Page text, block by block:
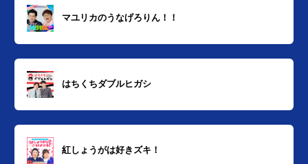
マユリカのうなげろりん！！
はちくちダブルヒガシ
紅しょうがは好きズキ！